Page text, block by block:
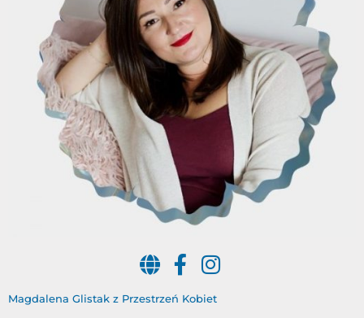
Magdalena Glistak z Przestrzeń Kobiet